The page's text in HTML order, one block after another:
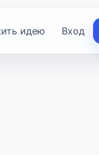
идею Вход